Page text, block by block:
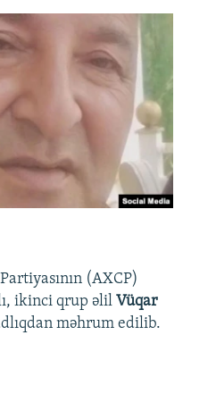
(AXCP)
ikinci qrup əlil Vüqar
məhrum edilib.